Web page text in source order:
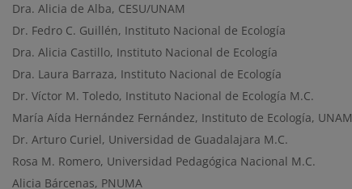
Dra. Alicia de Alba, CESU/UNAM
Dr. Fedro C. Guillén, Instituto Nacional de Ecología
Dra. Alicia Castillo, Instituto Nacional de Ecología
Dra. Laura Barraza, Instituto Nacional de Ecología
Dr. Víctor M. Toledo, Instituto Nacional de Ecología M.C.
María Aída Hernández Fernández, Instituto de Ecología, UNAM
Dr. Arturo Curiel, Universidad de Guadalajara M.C.
Rosa M. Romero, Universidad Pedagógica Nacional M.C.
Alicia Bárcenas, PNUMA